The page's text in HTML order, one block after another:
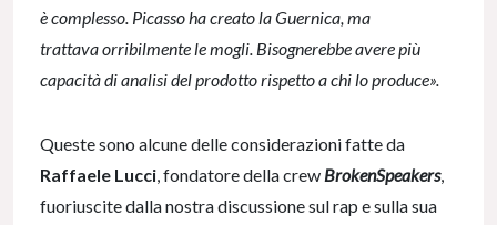
è complesso. Picasso ha creato la Guernica, ma
trattava orribilmente le mogli. Bisognerebbe avere più
capacità di analisi del prodotto rispetto a chi lo produce».
Queste sono alcune delle considerazioni fatte da
Raffaele Lucci, fondatore della crew BrokenSpeakers,
fuoriuscite dalla nostra discussione sul rap e sulla sua